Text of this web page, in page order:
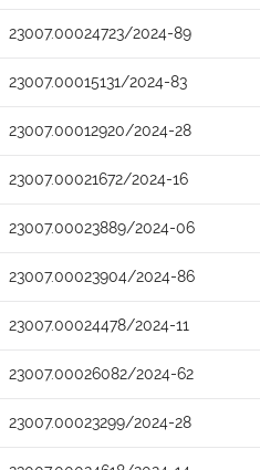
23007.00024723/2024-89
23007.00015131/2024-83
23007.00012920/2024-28
23007.00021672/2024-16
23007.00023889/2024-06
23007.00023904/2024-86
23007.00024478/2024-11
23007.00026082/2024-62
23007.00023299/2024-28